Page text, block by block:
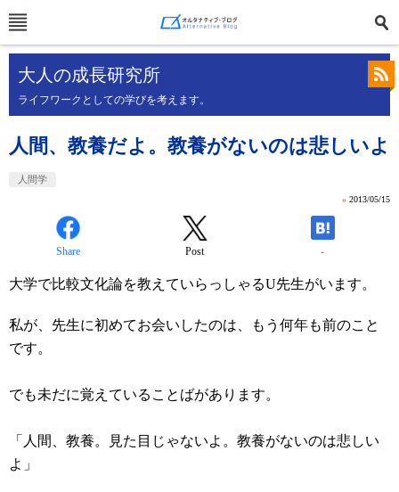
大人の成長研究所
ライフワークとしての学びを考えます。
人間、教養だよ。教養がないのは悲しいよ
人間学
» 2013/05/15
Share Post -
大学で比較文化論を教えていらっしゃるU先生がいます。
私が、先生に初めてお会いしたのは、もう何年も前のこと
です。
でも未だに覚えていることばがあります。
「人間、教養。見た目じゃないよ。教養がないのは悲しい
よ」